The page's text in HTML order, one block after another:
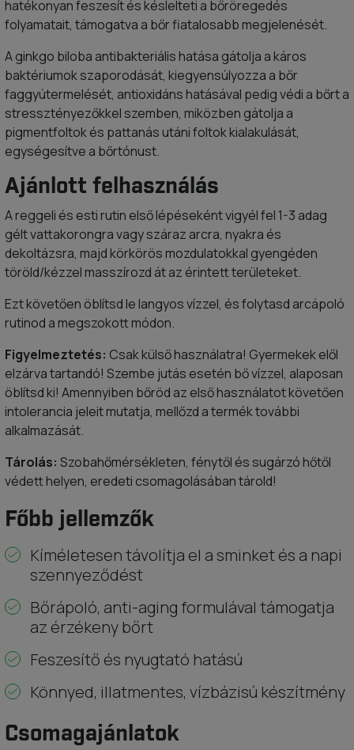
hatékonyan feszesít és késlelteti a bőröregedés
folyamatait, támogatva a bőr fiatalosabb megjelenését.
A ginkgo biloba antibakteriális hatása gátolja a káros
baktériumok szaporodását, kiegyensúlyozza a bőr
faggyútermelését, antioxidáns hatásával pedig védi a bőrt a
stressztényezőkkel szemben, miközben gátolja a
pigmentfoltok és pattanás utáni foltok kialakulását,
egységesítve a bőrtónust.
Ajánlott felhasználás
A reggeli és esti rutin első lépéseként vigyél fel 1-3 adag
gélt vattakorongra vagy száraz arcra, nyakra és
dekoltázsra, majd körkörös mozdulatokkal gyengéden
töröld/kézzel masszírozd át az érintett területeket.
Ezt követően öblítsd le langyos vízzel, és folytasd arcápoló
rutinod a megszokott módon.
Figyelmeztetés: Csak külső használatra! Gyermekek elől
elzárva tartandó! Szembe jutás esetén bő vízzel, alaposan
öblítsd ki! Amennyiben bőröd az első használatot követően
intolerancia jeleit mutatja, mellőzd a termék további
alkalmazását.
Tárolás: Szobahőmérsékleten, fénytől és sugárzó hőtől
védett helyen, eredeti csomagolásában tárold!
Főbb jellemzők
Kíméletesen távolítja el a sminket és a napi
szennyeződést
Bőrápoló, anti-aging formulával támogatja
az érzékeny bőrt
Feszesítő és nyugtató hatású
Könnyed, illatmentes, vízbázisú készítmény
Csomagajánlatok